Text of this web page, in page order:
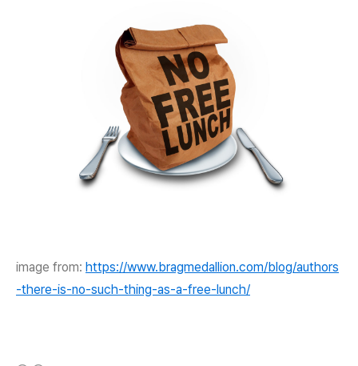
image from: https://www.bragmedallion.com/blog/authors
-there-is-no-such-thing-as-a-free-lunch/